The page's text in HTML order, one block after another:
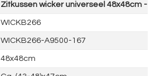
Zitkussen wicker universeel 48x48cm -
WICKB266
WICKB266-A9500-167
48x48cm